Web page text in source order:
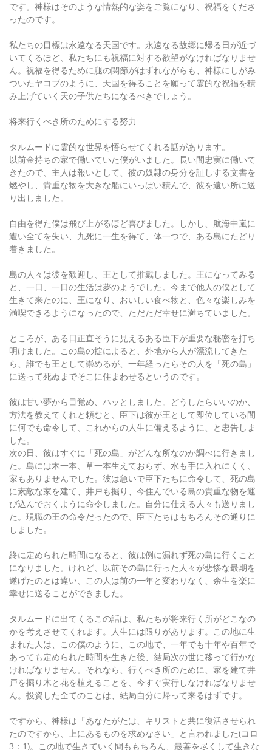
です。神様はそのような情熱的な姿をご覧になり、祝福をくださ
ったのです。
私たちの目標は永遠なる天国です。永遠なる故郷に帰る日が近づ
いてくるほど、私たちにも祝福に対する欲望がなければなりませ
ん。祝福を得るために腿の関節がはずれながらも、神様にしがみ
ついたヤコブのように、天国を得ることを願って霊的な祝福を積
み上げていく天の子供たちになるべきでしょう。
将来行くべき所のためにする努力
タルムードに霊的な世界を悟らせてくれる話があります。
以前金持ちの家で働いていた僕がいました。長い間忠実に働いて
きたので、主人は報いとして、彼の奴隷の身分を証しする文書を
燃やし、貴重な物を大きな船にいっぱい積んで、彼を遠い所に送
り出しました。
自由を得た僕は飛び上がるほど喜びました。しかし、航海中嵐に
遭い全てを失い、九死に一生を得て、体一つで、ある島にたどり
着きました。
島の人々は彼を歓迎し、王として推戴しました。王になってみる
と、一日、一日の生活は夢のようでした。今まで他人の僕として
生きて来たのに、王になり、おいしい食べ物と、色々な楽しみを
満喫できるようになったので、ただただ幸せに満ちていました。
ところが、ある日正直そうに見えるある臣下が重要な秘密を打ち
明けました。この島の掟によると、外地から人が漂流してきた
ら、誰でも王として崇めるが、一年経ったらその人を「死の島」
に送って死ぬまでそこに住まわせるというのです。
彼は甘い夢から目覚め、ハッとしました。どうしたらいいのか、
方法を教えてくれと頼むと、臣下は彼が王として即位している間
に何でも命令して、これからの人生に備えるように、と忠告しま
した。
次の日、彼はすぐに「死の島」がどんな所なのか調べに行きまし
た。島には木一本、草一本生えておらず、水も手に入れにくく、
家もありませんでした。彼は急いで臣下たちに命令して、死の島
に素敵な家を建て、井戸も掘り、今住んでいる島の貴重な物を運
び込んでおくように命令しました。自分に仕える人々も送りまし
た。現職の王の命令だったので、臣下たちはもちろんその通りに
しました。
終に定められた時間になると、彼は例に漏れず死の島に行くこと
になりました。けれど、以前その島に行った人々が悲惨な最期を
遂げたのとは違い、この人は前の一年と変わりなく、余生を楽に
幸せに送ることができました。
タルムードに出てくるこの話は、私たちが将来行く所がどこなの
かを考えさせてくれます。人生には限りがあります。この地に生
まれた人は、この僕のように、この地で、一年でも十年や百年で
あっても定められた時間を生きた後、結局次の世に移って行かな
ければなりません。それなら、行くべき所のために、家を建て井
戸を掘り木と花を植えることを、今すぐ実行しなければなりませ
ん。投資した全てのことは、結局自分に帰って来るはずです。
ですから、神様は「あなたがたは、キリストと共に復活させられ
たのですから、上にあるものを求めなさい」と言われました(コロ
3：1)。この地で生きていく間ももちろん、最善を尽くして生きな